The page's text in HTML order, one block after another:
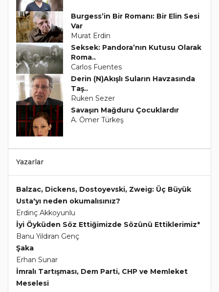
Burgess’in Bir Romanı: Bir Elin Sesi
Var
Murat Erdin
Seksek: Pandora’nın Kutusu Olarak
Roma..
Carlos Fuentes
Derin (N)Akışlı Suların Havzasında
Taş..
Ruken Sezer
Savaşın Mağduru Çocuklardır
A. Ömer Türkeş
Yazarlar
Balzac, Dickens, Dostoyevski, Zweig: Üç Büyük
Usta'yı neden okumalısınız?
Erdinç Akkoyunlu
İyi Öyküden Söz Ettiğimizde Sözünü Ettiklerimiz*
Banu Yıldıran Genç
Şaka
Erhan Sunar
İmralı Tartışması, Dem Parti, CHP ve Memleket
Meselesi